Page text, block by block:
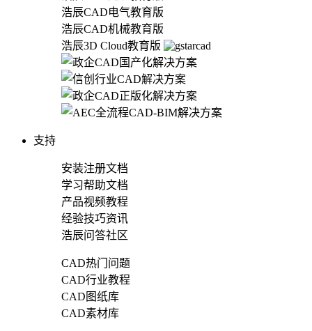
浩辰CAD电气教育版
浩辰CAD机械教育版
浩辰3D Cloud教育版
支持
安装注册文档
学习帮助文档
产品视频教程
经验技巧资讯
浩辰问答社区
CAD热门问题
CAD行业教程
CAD图纸库
CAD素材库